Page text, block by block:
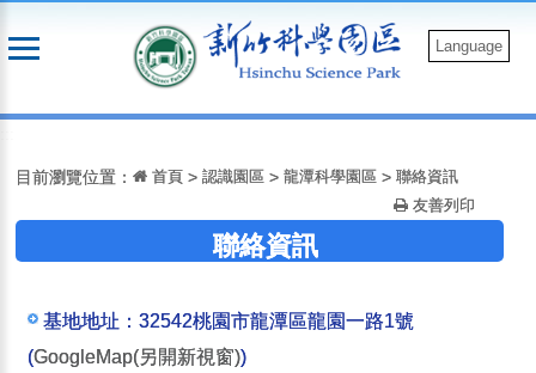
到
Language
目前瀏覽位置： 首頁 >認識園區 >龍潭科學園區 >聯絡資訊
友善列印
聯絡資訊
基地地址：32542桃園市龍潭區龍園一路1號
(GoogleMap(另開新視窗))